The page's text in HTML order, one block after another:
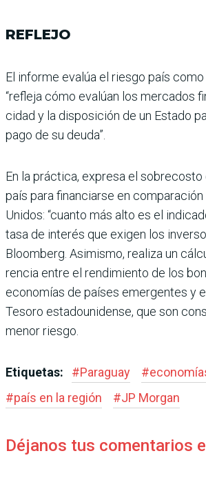
REFLEJO
El informe evalúa el riesgo país
“refleja cómo evalúan los mercados
cidad y la disposición de un Estado
pago de su deuda”.
En la práctica, expresa el sobrecosto
país para financiarse en
Unidos: “cuanto más alto es el
tasa de inte­rés que exigen los
Bloomberg. Asimismo, realiza un
rencia entre el rendimiento de los
econo­mías de países emergentes y
Tesoro esta­dounidense, que son
menor riesgo.
Etiquetas: #Paraguay #
#país en la región #JP Morgan
Déjanos tus comentarios